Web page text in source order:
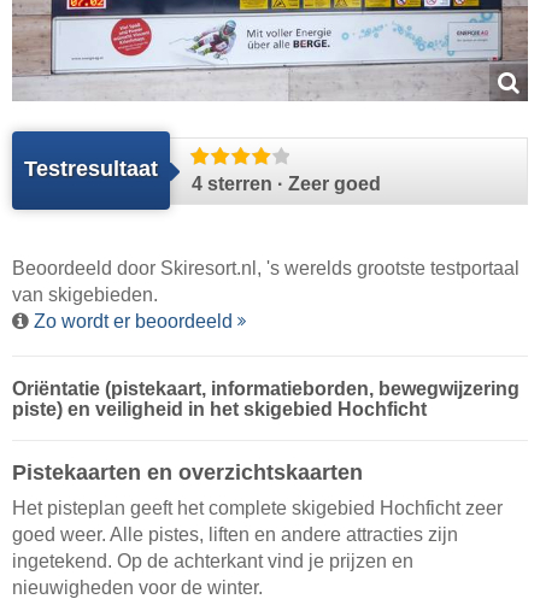
Testresultaat
4 sterren · Zeer goed
Beoordeeld door Skiresort.nl , 's werelds grootste testportaal
van skigebieden.
Zo wordt er beoordeeld
Oriëntatie (pistekaart, informatieborden, bewegwijzering
piste) en veiligheid in het skigebied Hochficht
Pistekaarten en overzichtskaarten
Het pisteplan geeft het complete skigebied Hochficht zeer
goed weer. Alle pistes, liften en andere attracties zijn
ingetekend. Op de achterkant vind je prijzen en
nieuwigheden voor de winter.